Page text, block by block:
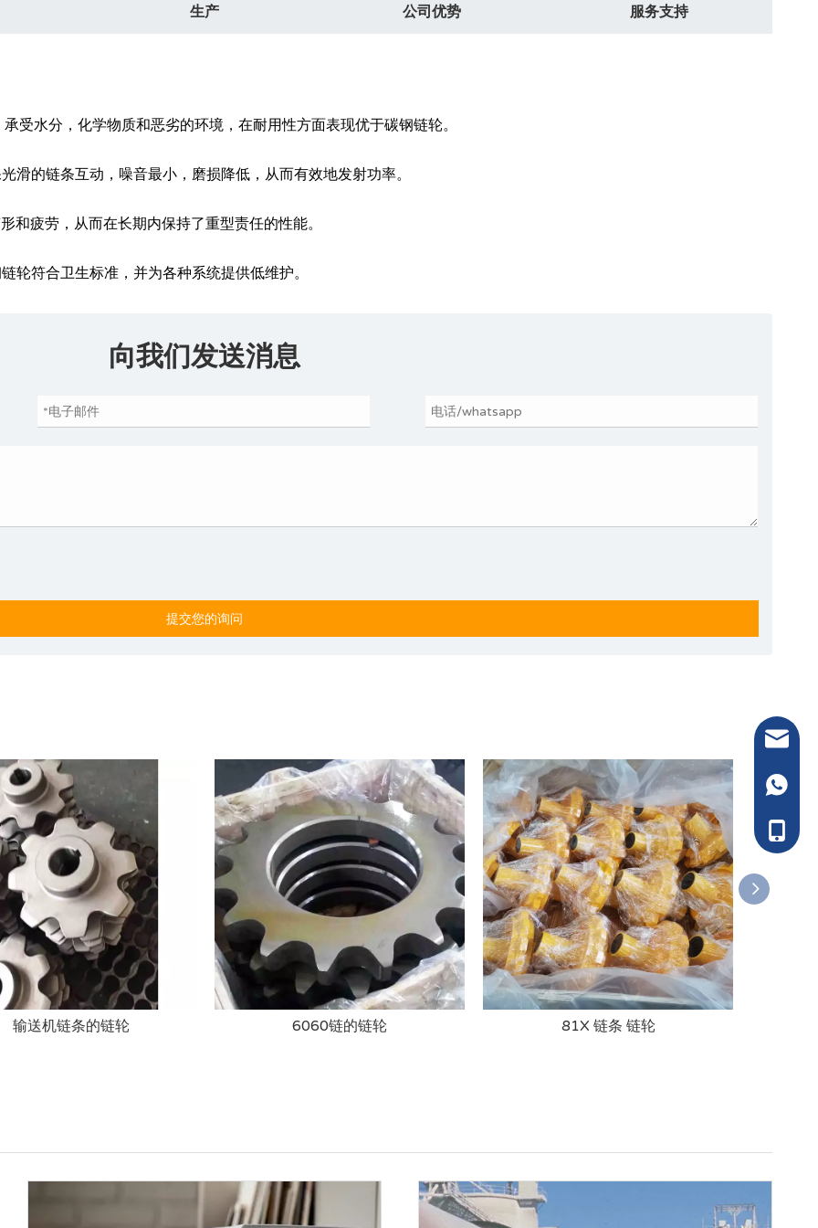
生产 公司优势 服务支持
受水分，化学物质和恶劣的环境，在耐用性方面表现优于碳钢链轮。
滑的链条互动，噪音最小，磨损降低，从而有效地发射功率。
和疲劳，从而在长期内保持了重型责任的性能。
轮符合卫生标准，并为各种系统提供低维护。
向我们发送消息
提交您的询问
输送机链条的链轮 6060链的链轮 81X 链条 链轮
电子邮
电话：